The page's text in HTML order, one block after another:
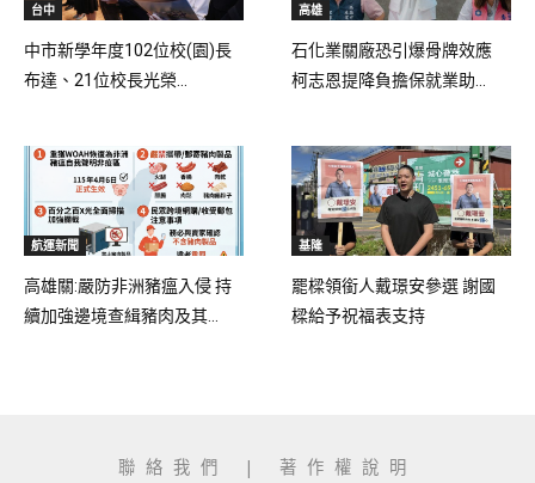
台中
中市新學年度102位校(園)長
布達、21位校長光榮...
高雄
石化業關廠恐引爆骨牌效應
柯志恩提降負擔保就業助...
航運新聞
高雄關:嚴防非洲豬瘟入侵 持
續加強邊境查緝豬肉及其...
基隆
罷樑領銜人戴璟安參選 謝國
樑給予祝福表支持
聯絡我們 | 著作權說明